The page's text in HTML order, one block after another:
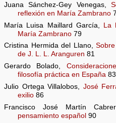
Juana Sánchez-Gey Venegas,
reflexión en María Zambrano
María Luisa Maillard García, La
María Zambrano 79
Cristina Hermida del Llano,
de J. L. L. Aranguren 81
Gerardo Bolado,
filosofía práctica en España 83
Julio Ortega Villalobos, José
exilio 86
Francisco José Martín
pensamiento español 90